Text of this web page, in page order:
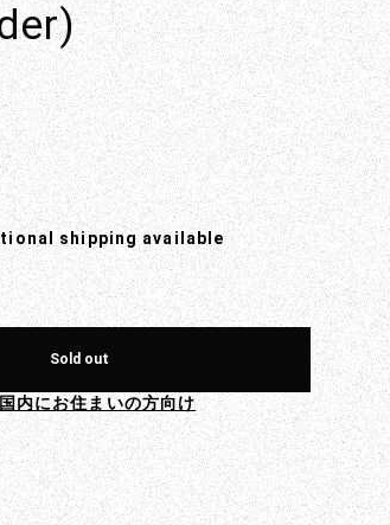
shipping available
Sold out
内にお住まいの方向け